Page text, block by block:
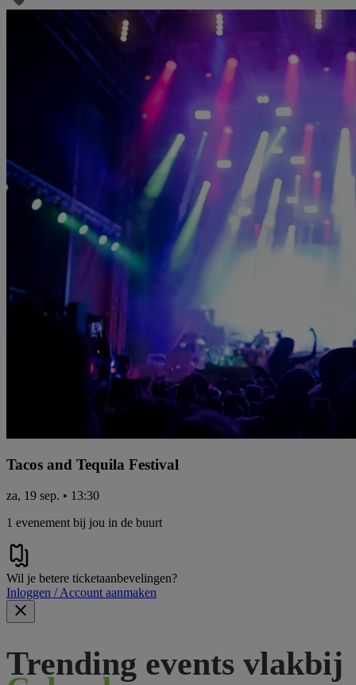
Tacos and Tequila Festival
za, 19 sep. • 13:30
1 evenement bij jou in de buurt
Wil je betere ticketaanbevelingen?
Inloggen / Account aanmaken
Trending events vlakbij